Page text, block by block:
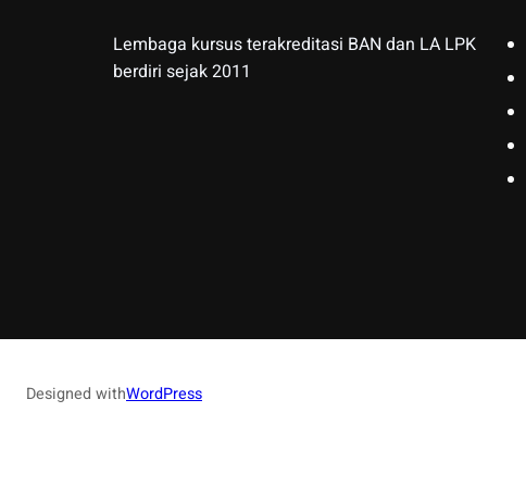
Lembaga kursus terakreditasi BAN dan LA LPK
berdiri sejak 2011
Designed withWordPress